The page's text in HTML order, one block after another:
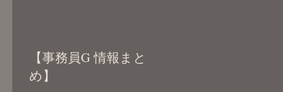
【事務員G 情報まと
め】